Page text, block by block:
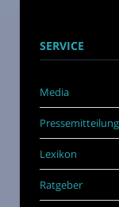
SERVICE
Media
Lexikon
Ratgeber